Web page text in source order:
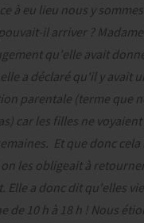
à eu lieu nous y
il arriver ?
qu'elle avait
a déclaré qu'il y avait
parentale (terme que
car les filles ne
Et que donc
les obligeait à
Elle a donc dit qu'elles
de 10 h à 18 h ! Nous